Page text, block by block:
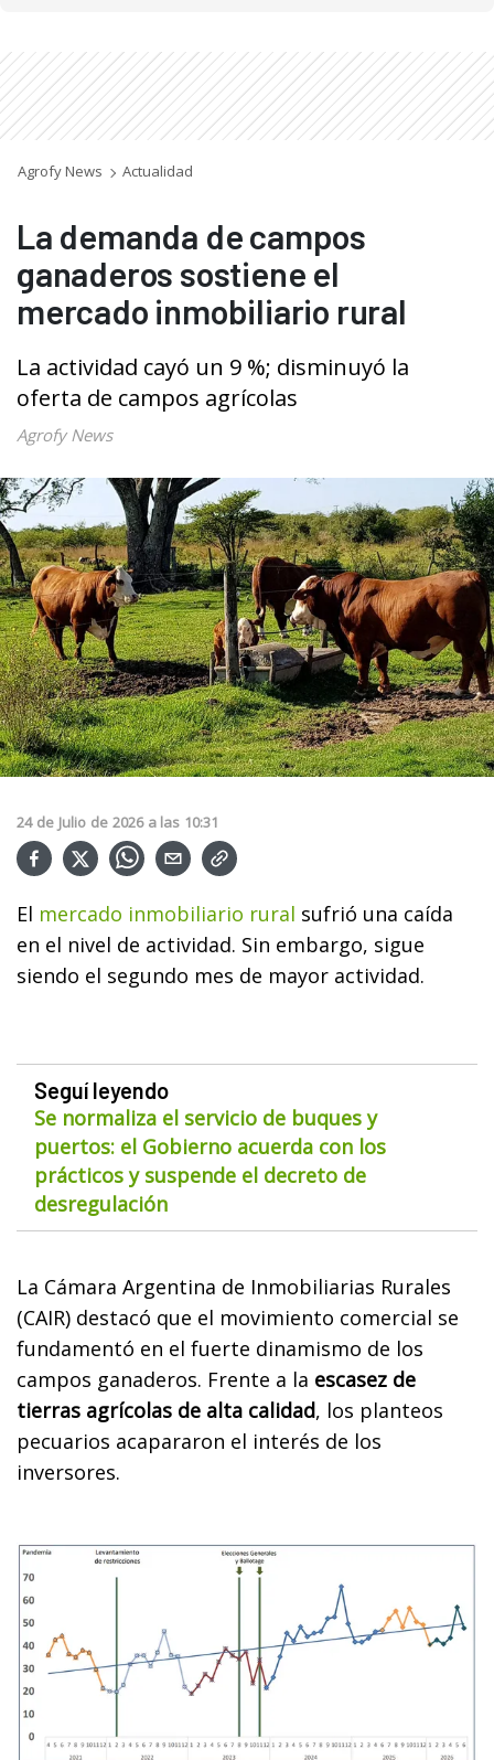
Agrofy News Actualidad
La demanda de campos
ganaderos sostiene el
mercado inmobiliario rural
La actividad cayó un 9 %; disminuyó la
oferta de campos agrícolas
Agrofy News
24 de Julio de 2026 a las 10:31
El mercado inmobiliario rural sufrió una caída
en el nivel de actividad. Sin embargo, sigue
siendo el segundo mes de mayor actividad.
Seguí leyendo
Se normaliza el servicio de buques y
puertos: el Gobierno acuerda con los
prácticos y suspende el decreto de
desregulación
La Cámara Argentina de Inmobiliarias Rurales
(CAIR) destacó que el movimiento comercial se
fundamentó en el fuerte dinamismo de los
campos ganaderos. Frente a la escasez de
tierras agrícolas de alta calidad, los planteos
pecuarios acapararon el interés de los
inversores.